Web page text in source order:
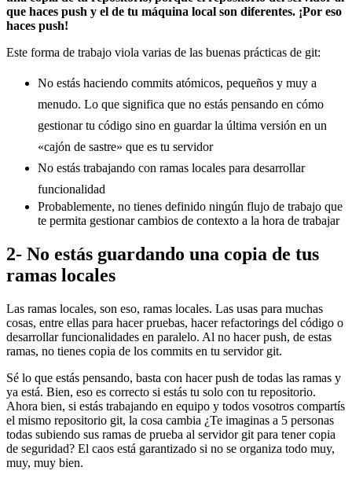
que haces push y el de tu máquina local son diferentes. ¡Por eso
haces push!
Este forma de trabajo viola varias de las buenas prácticas de git:
No estás haciendo commits atómicos, pequeños y muy a
menudo. Lo que significa que no estás pensando en cómo
gestionar tu código sino en guardar la última versión en un
«cajón de sastre» que es tu servidor
No estás trabajando con ramas locales para desarrollar
funcionalidad
Probablemente, no tienes definido ningún flujo de trabajo que
te permita gestionar cambios de contexto a la hora de trabajar
2- No estás guardando una copia de tus
ramas locales
Las ramas locales, son eso, ramas locales. Las usas para muchas
cosas, entre ellas para hacer pruebas, hacer refactorings del código o
desarrollar funcionalidades en paralelo. Al no hacer push, de estas
ramas, no tienes copia de los commits en tu servidor git.
Sé lo que estás pensando, basta con hacer push de todas las ramas y
ya está. Bien, eso es correcto si estás tu solo con tu repositorio.
Ahora bien, si estás trabajando en equipo y todos vosotros compartís
el mismo repositorio git, la cosa cambia ¿Te imaginas a 5 personas
todas subiendo sus ramas de prueba al servidor git para tener copia
de seguridad? El caos está garantizado si no se organiza todo muy,
muy, muy bien.